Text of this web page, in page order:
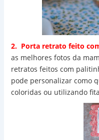
2. Porta retrato feito
as melhores fotos da
retratos feitos com
pode personalizar como
coloridas ou utilizando